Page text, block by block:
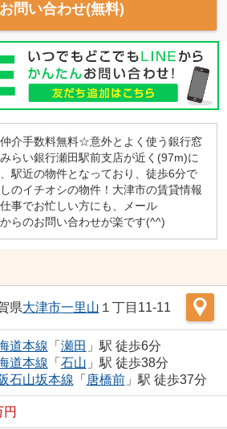
お問い合わせ(無料)
介手数料無料☆意外とよく使う銀行窓
らい銀行瀬田駅前支店が近く(97m)に
駅近の物件となっており、徒歩6分で
のイチオシの物件！大津市の賃貸情報
事でお忙しい方にも、メール
らのお問い合わせが楽です(^^)
県大津市一里山 １丁目11-11
道本線 「 瀬田 」駅 徒歩6分
道本線 「 石山 」駅 徒歩38分
石山坂本線 「 唐橋前」駅 徒歩37分
円